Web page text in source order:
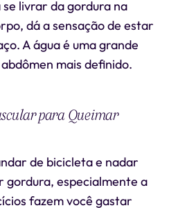
livrar da gordura na
dá a sensação de estar
A água é uma grande
mais definido.
para Queimar
de bicicleta e nadar
gordura, especialmente a
fazem você gastar